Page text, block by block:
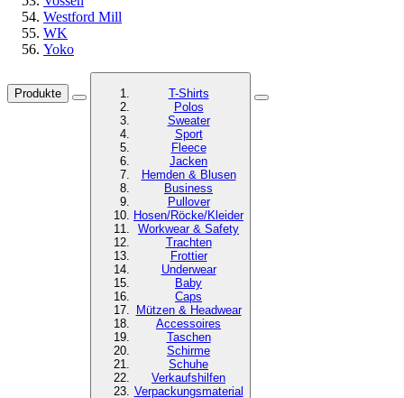
Westford Mill
WK
Yoko
Produkte
T-Shirts
Polos
Sweater
Sport
Fleece
Jacken
Hemden & Blusen
Business
Pullover
Hosen/Röcke/Kleider
Workwear & Safety
Trachten
Frottier
Underwear
Baby
Caps
Mützen & Headwear
Accessoires
Taschen
Schirme
Schuhe
Verkaufshilfen
Verpackungsmaterial